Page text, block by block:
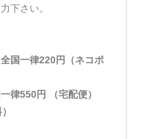
下さい。
国一律220円（ネコポ
律550円 （宅配便）